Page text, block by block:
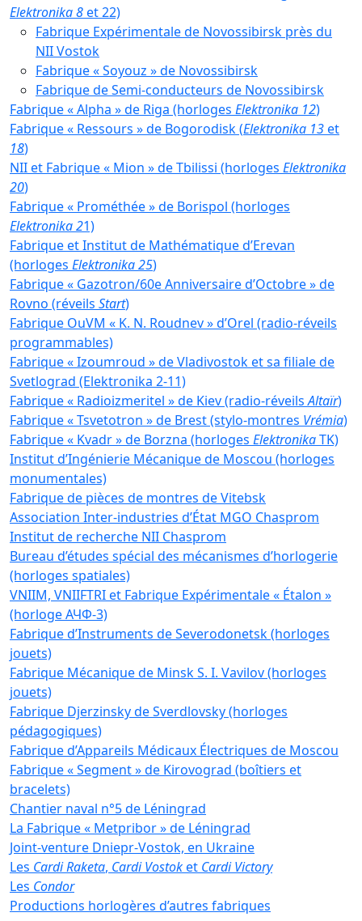
Elektronika 8et 22)
Fabrique Expérimentale de Novossibirsk près du
NII Vostok
Fabrique « Soyouz » de Novossibirsk
Fabrique de Semi-conducteurs de Novossibirsk
Fabrique « Alpha » de Riga (horloges Elektronika 12)
Fabrique « Ressours » de Bogorodisk (Elektronika 13et
18)
NII et Fabrique « Mion » de Tbilissi (horloges Elektronika
20)
Fabrique « Prométhée » de Borispol (horloges
Elektronika 21)
Fabrique et Institut de Mathématique d’Erevan
(horloges Elektronika 25)
Fabrique « Gazotron/60e Anniversaire d’Octobre » de
Rovno (réveils Start)
Fabrique OuVM « K. N. Roudnev » d’Orel (radio-réveils
programmables)
Fabrique « Izoumroud » de Vladivostok et sa filiale de
Svetlograd (Elektronika 2-11)
Fabrique « Radioizmeritel » de Kiev (radio-réveilsAltaïr)
Fabrique « Tsvetotron » de Brest (stylo-montres Vrémia)
Fabrique « Kvadr » de Borzna (horloges ElektronikaTK)
Institut d’Ingénierie Mécanique de Moscou (horloges
monumentales)
Fabrique de pièces de montres de Vitebsk
Association Inter-industries d’État MGO Chasprom
Institut de recherche NII Chasprom
Bureau d’études spécial des mécanismes d’horlogerie
(horloges spatiales)
VNIIM, VNIIFTRI et Fabrique Expérimentale « Étalon »
(horloge АЧФ-3)
Fabrique d’Instruments de Severodonetsk (horloges
jouets)
Fabrique Mécanique de Minsk S. I. Vavilov (horloges
jouets)
Fabrique Djerzinsky de Sverdlovsky (horloges
pédagogiques)
Fabrique d’Appareils Médicaux Électriques de Moscou
Fabrique « Segment » de Kirovograd (boîtiers et
bracelets)
Chantier naval n°5 de Léningrad
La Fabrique « Metpribor » de Léningrad
Joint-venture Dniepr-Vostok, en Ukraine
Les Cardi Raketa, Cardi Vostoket Cardi Victory
Les Condor
Productions horlogères d’autres fabriques